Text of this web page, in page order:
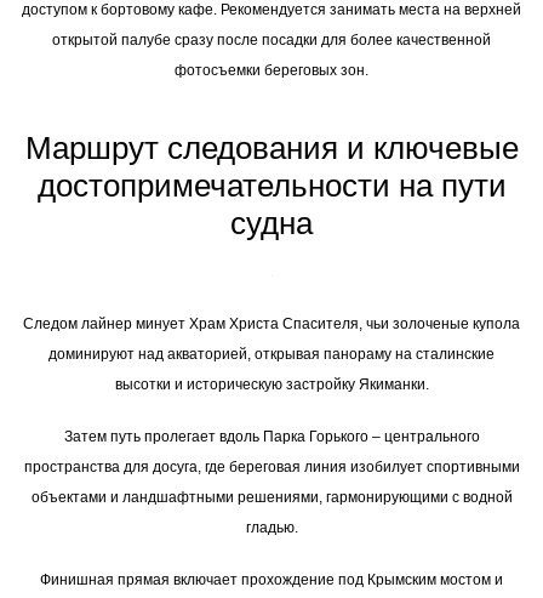
доступом к бортовому кафе. Рекомендуется занимать места на верхней
открытой палубе сразу после посадки для более качественной
фотосъемки береговых зон.
Маршрут следования и ключевые
достопримечательности на пути
судна
Следом лайнер минует Храм Христа Спасителя, чьи золоченые купола
доминируют над акваторией, открывая панораму на сталинские
высотки и историческую застройку Якиманки.
Затем путь пролегает вдоль Парка Горького – центрального
пространства для досуга, где береговая линия изобилует спортивными
объектами и ландшафтными решениями, гармонирующими с водной
гладью.
Финишная прямая включает прохождение под Крымским мостом и